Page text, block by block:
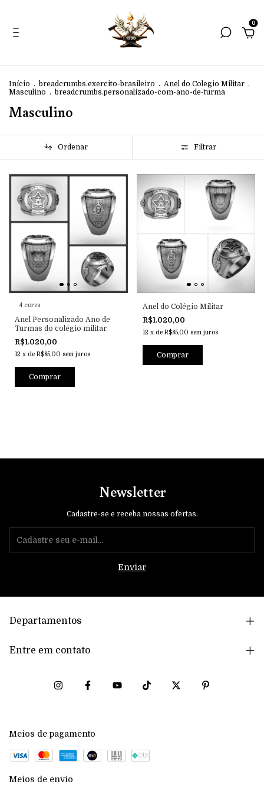
0
Início . breadcrumbs.exercito-brasileiro . Anel do Colegio Militar .
Masculino . breadcrumbs.personalizado-com-ano-de-turma
Masculino
Ordenar Filtrar
4 cores
Anel Personalizado Ano de
Turmas do colégio militar
R$1.020,00
12 x de R$85,00 sem juros
Comprar
Anel do Colégio Militar
R$1.020,00
12 x de R$85,00 sem juros
Comprar
Newsletter
Cadastre-se e receba nossas ofertas.
Departamentos
Entre em contato
Meios de pagamento
Meios de envio